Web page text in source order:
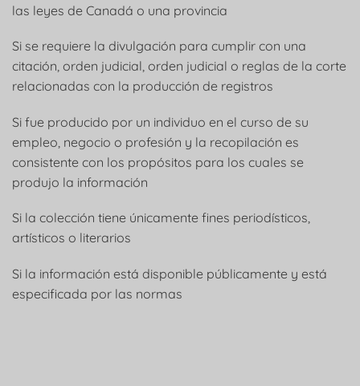
las leyes de Canadá o una provincia
Si se requiere la divulgación para cumplir con una
citación, orden judicial, orden judicial o reglas de la corte
relacionadas con la producción de registros
Si fue producido por un individuo en el curso de su
empleo, negocio o profesión y la recopilación es
consistente con los propósitos para los cuales se
produjo la información
Si la colección tiene únicamente fines periodísticos,
artísticos o literarios
Si la información está disponible públicamente y está
especificada por las normas